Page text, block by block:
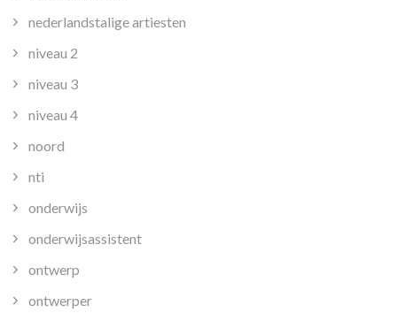
nederlandstalige artiesten
niveau 2
niveau 3
niveau 4
noord
nti
onderwijs
onderwijsassistent
ontwerp
ontwerper